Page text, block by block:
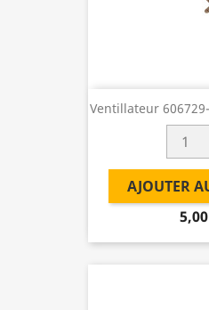
Ventillateur
AJOUTER